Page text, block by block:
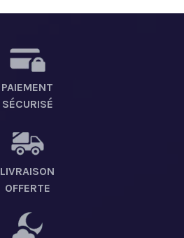
PAIEMENT
SÉCURISÉ
LIVRAISON
OFFERTE